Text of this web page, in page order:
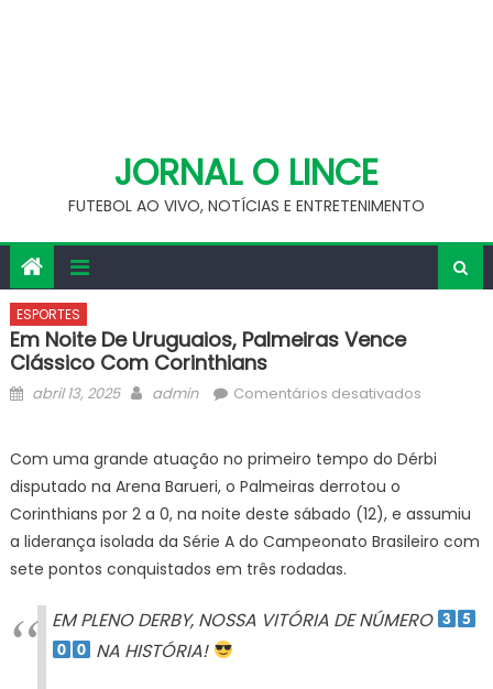
JORNAL O LINCE
FUTEBOL AO VIVO, NOTÍCIAS E ENTRETENIMENTO
ESPORTES
Em Noite De Uruguaios, Palmeiras Vence
Clássico Com Corinthians
Posted
abril 13, 2025 Author
admin Comentários desativadosem
de
Palmeiras
vence
Com uma grande atuação no primeiro tempo do Dérbi
disputado na Arena Barueri, o Palmeiras derrotou o
Corinthians por 2 a 0, na noite deste sábado (12), e assumiu
a liderança isolada da Série A do Campeonato Brasileiro com
sete pontos conquistados em três rodadas.
EM PLENO DERBY, NOSSA VITÓRIA DE NÚMERO
NA HISTÓRIA!